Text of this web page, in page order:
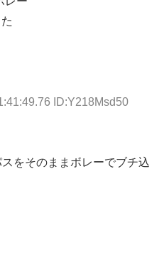
ID:Y218Msd50
をそのままボレーでブチ込